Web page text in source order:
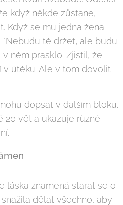
když někde zůstane,
Když se mu jedna žena
"Nebudu tě držet, ale budu
v něm prasklo. Zjistil, že
v útěku. Ale v tom dovolit
dopsat v dalším bloku.
20 vět a ukazuje různé
láska znamená starat se o
dělat všechno, aby